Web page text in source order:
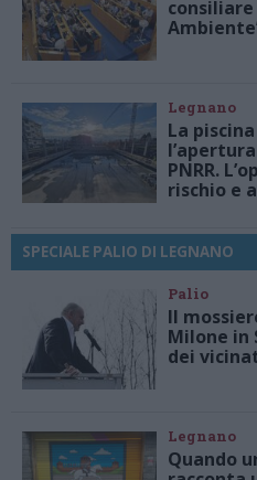
consiliare
Legnano
La
PNRR.
rischio e
SPECIALE PALIO DI LEGNANO
Palio
Il
Milone in
dei
Legnano
Quando